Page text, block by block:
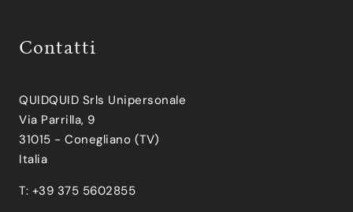
Contatti
QUIDQUID Srls Unipersonale
Via Parrilla, 9
31015 - Conegliano (TV)
Italia
T: +39 375 5602855